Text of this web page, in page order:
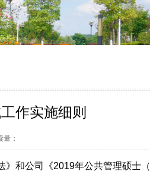
作实施细则
：
》和公司《2019年公共管理硕士（